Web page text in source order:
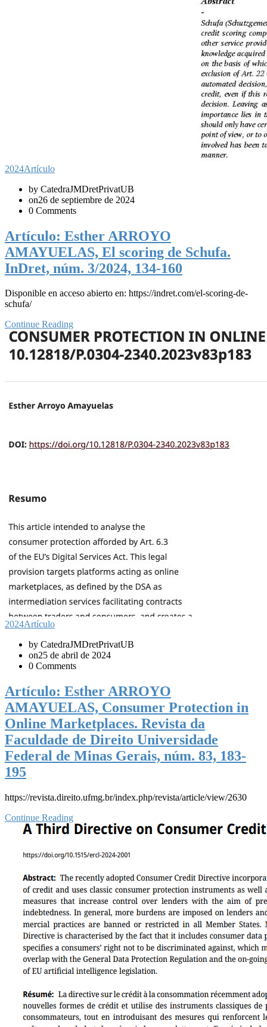
2024Artículo
by CatedraJMDretPrivatUB
on26 de septiembre de 2024
0 Comments
Artículo: Esther ARROYO
AMAYUELAS, El scoring de Schufa.
InDret, núm. 3/2024, 134-160
Disponible en acceso abierto en: https://indret.com/el-scoring-de-
schufa/
Continue Reading
2024Artículo
by CatedraJMDretPrivatUB
on25 de abril de 2024
0 Comments
Artículo: Esther ARROYO
AMAYUELAS, Consumer Protection in
Online Marketplaces. Revista da
Faculdade de Direito Universidade
Federal de Minas Gerais, núm. 83, 183-
195
https://revista.direito.ufmg.br/index.php/revista/article/view/2630
Continue Reading